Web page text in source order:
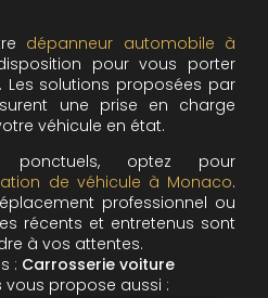
dépanneur automobile à
pour vous porter
solutions proposées par
une prise en charge
véhicule en état.
optez pour
de véhicule à Monaco.
professionnel ou
récents et entretenus sont
à vos attentes.
: Carrosserie voiture
vous propose aussi :